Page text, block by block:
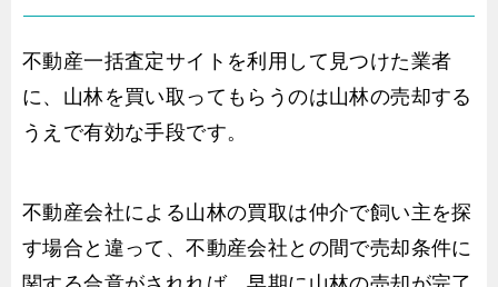
不動産一括査定サイトを利用して見つけた業者
に、山林を買い取ってもらうのは山林の売却する
うえで有効な手段です。
不動産会社による山林の買取は仲介で飼い主を探
す場合と違って、不動産会社との間で売却条件に